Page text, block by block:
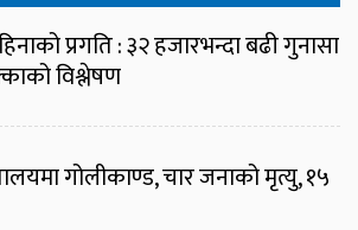
प्रगति : ३२ हजारभन्दा बढी गुनासा
विश्लेषण
गोलीकाण्ड, चार जनाको मृत्यु, १५